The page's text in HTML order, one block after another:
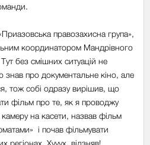
правозахисна група»,
координатором Мандрівного
без смішних ситуацій не
про документальне кіно, але
тож собі одразу вирішив, що
фільм про те, як я проводжу
на касети, назвав фільм
і почав фільмувати